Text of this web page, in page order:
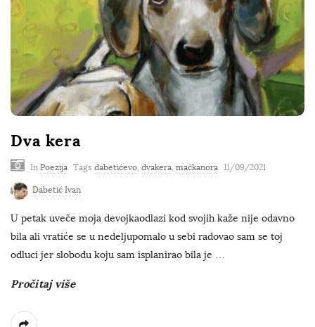
Dva kera
In Poezija Tags dabetićevo, dvakera, mačkanora 11/09/2021
Dabetić Ivan
U petak uveče moja devojkaodlazi kod svojih kaže nije odavno
bila ali vratiće se u nedeljupomalo u sebi radovao sam se toj
odluci jer slobodu koju sam isplanirao bila je …
Pročitaj više